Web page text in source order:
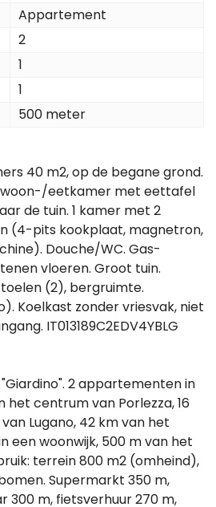
Appartement
2
1
1
500 meter
40 m2, op de begane grond.
woon-/eetkamer met eettafel
de tuin. 1 kamer met 2
(4-pits kookplaat, magnetron,
Douche/WC. Gas-
vloeren. Groot tuin.
(2), bergruimte.
Koelkast zonder vriesvak, niet
IT013189C2EDV4YBLG
2 appartementen in
het centrum van Porlezza, 16
Lugano, 42 km van het
een woonwijk, 500 m van het
terrein 800 m2 (omheind),
Supermarkt 350 m,
300 m, fietsverhuur 270 m,